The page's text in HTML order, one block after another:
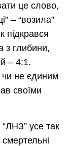
це слово,
– “возила”
підкрався
з глибини,
– 4:1.
чи не єдиним
своїми
усе так